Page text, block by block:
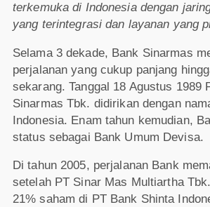
terkemuka di Indonesia dengan
yang terintegrasi dan layanan yang
Selama 3 dekade, Bank Sinarmas
perjalanan yang cukup panjang
sekarang. Tanggal 18 Agustus 1989
Sinarmas Tbk. didirikan dengan
Indonesia. Enam tahun kemudian,
status sebagai Bank Umum Devisa.
Di tahun 2005, perjalanan Bank
setelah PT Sinar Mas Multiartha
21% saham di PT Bank Shinta